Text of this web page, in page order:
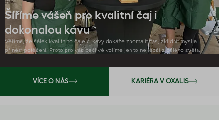
Šíříme vášeň pro kvalitní čaj i
dokonalou kávu
Věříme, že šálek kvalitního čaje či kávy dokáže zpomalit čas, zklidnit mysl a
přinést potěšení. Proto pro vás pečlivě volíme jen to nejlepší z celého světa.
VÍCE O NÁS KARIÉRA V OXALIS